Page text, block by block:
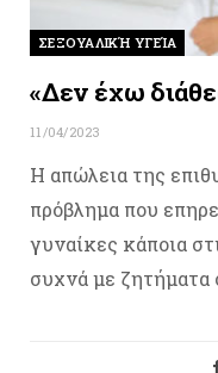
ΣΕΞΟΥΑΛΙΚΉ ΥΓΕΊΑ
«Δεν έχω
11/04/2023
Η απώλεια της
πρόβλημα που
γυναίκες κάποια
συχνά με ζητήματα